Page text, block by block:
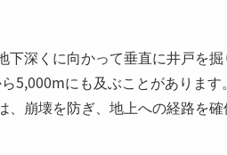
下深くに向かって垂直に井戸を
5,000mにも及ぶことがありま
、崩壊を防ぎ、地上への経路を